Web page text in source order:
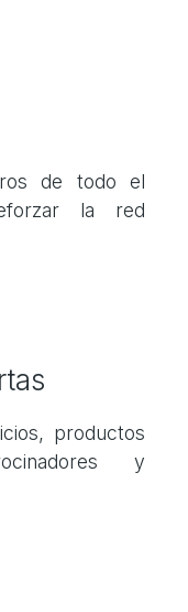
de todo el
la red
productos
y